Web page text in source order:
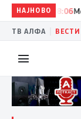
НАЈНОВО
18:06
ТВ АЛФА ВЕСТИ